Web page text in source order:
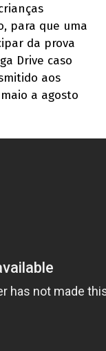
para que uma
da prova
Drive caso
aos
a agosto